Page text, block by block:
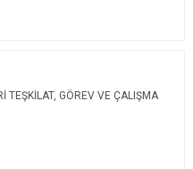
TEŞKİLAT, GÖREV VE ÇALIŞMA